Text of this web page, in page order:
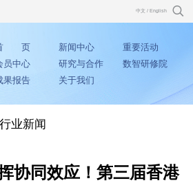
中文 / English
页 新闻中心
重要活动
员中心
研究与合作
数智研修院
果报告
关于我们
行业新闻
协同效应！第三届香港